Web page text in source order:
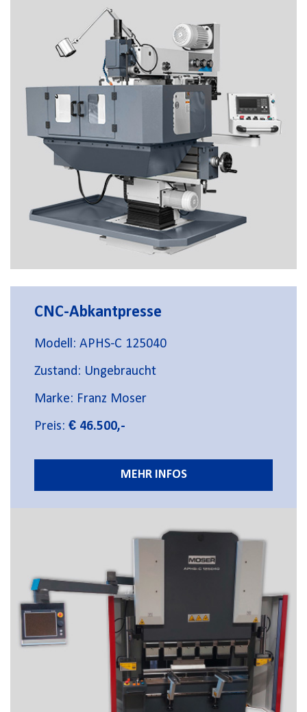
CNC-Abkantpresse
Modell: APHS-C 125040
Zustand: Ungebraucht
Marke: Franz Moser
Preis: € 46.500,-
MEHR INFOS